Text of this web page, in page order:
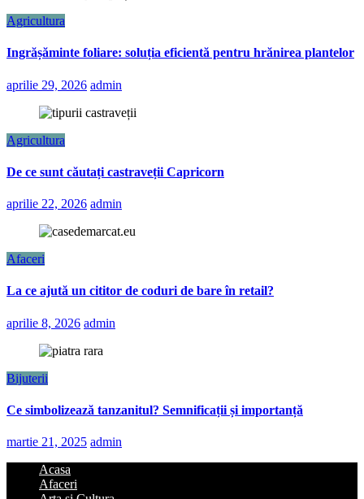
Agricultura
Ingrășăminte foliare: soluția eficientă pentru hrănirea plantelor
aprilie 29, 2026 admin
Agricultura
De ce sunt căutați castraveții Capricorn
aprilie 22, 2026 admin
Afaceri
La ce ajută un cititor de coduri de bare în retail?
aprilie 8, 2026 admin
Bijuterii
Ce simbolizează tanzanitul? Semnificații și importanță
martie 21, 2025 admin
Acasa
Afaceri